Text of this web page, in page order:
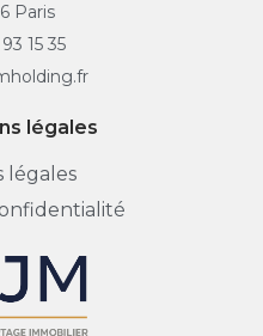
Paris
15 35
légales
légales